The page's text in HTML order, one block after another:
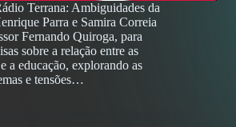
Terrana: Ambiguidades da
Parra e Samira Correia
Fernando Quiroga, para
sobre a relação entre as
a educação, explorando as
e tensões…